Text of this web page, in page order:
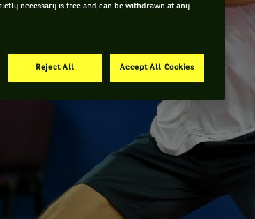
necessary is free and can be withdrawn at any
Reject All Accept All Cookies